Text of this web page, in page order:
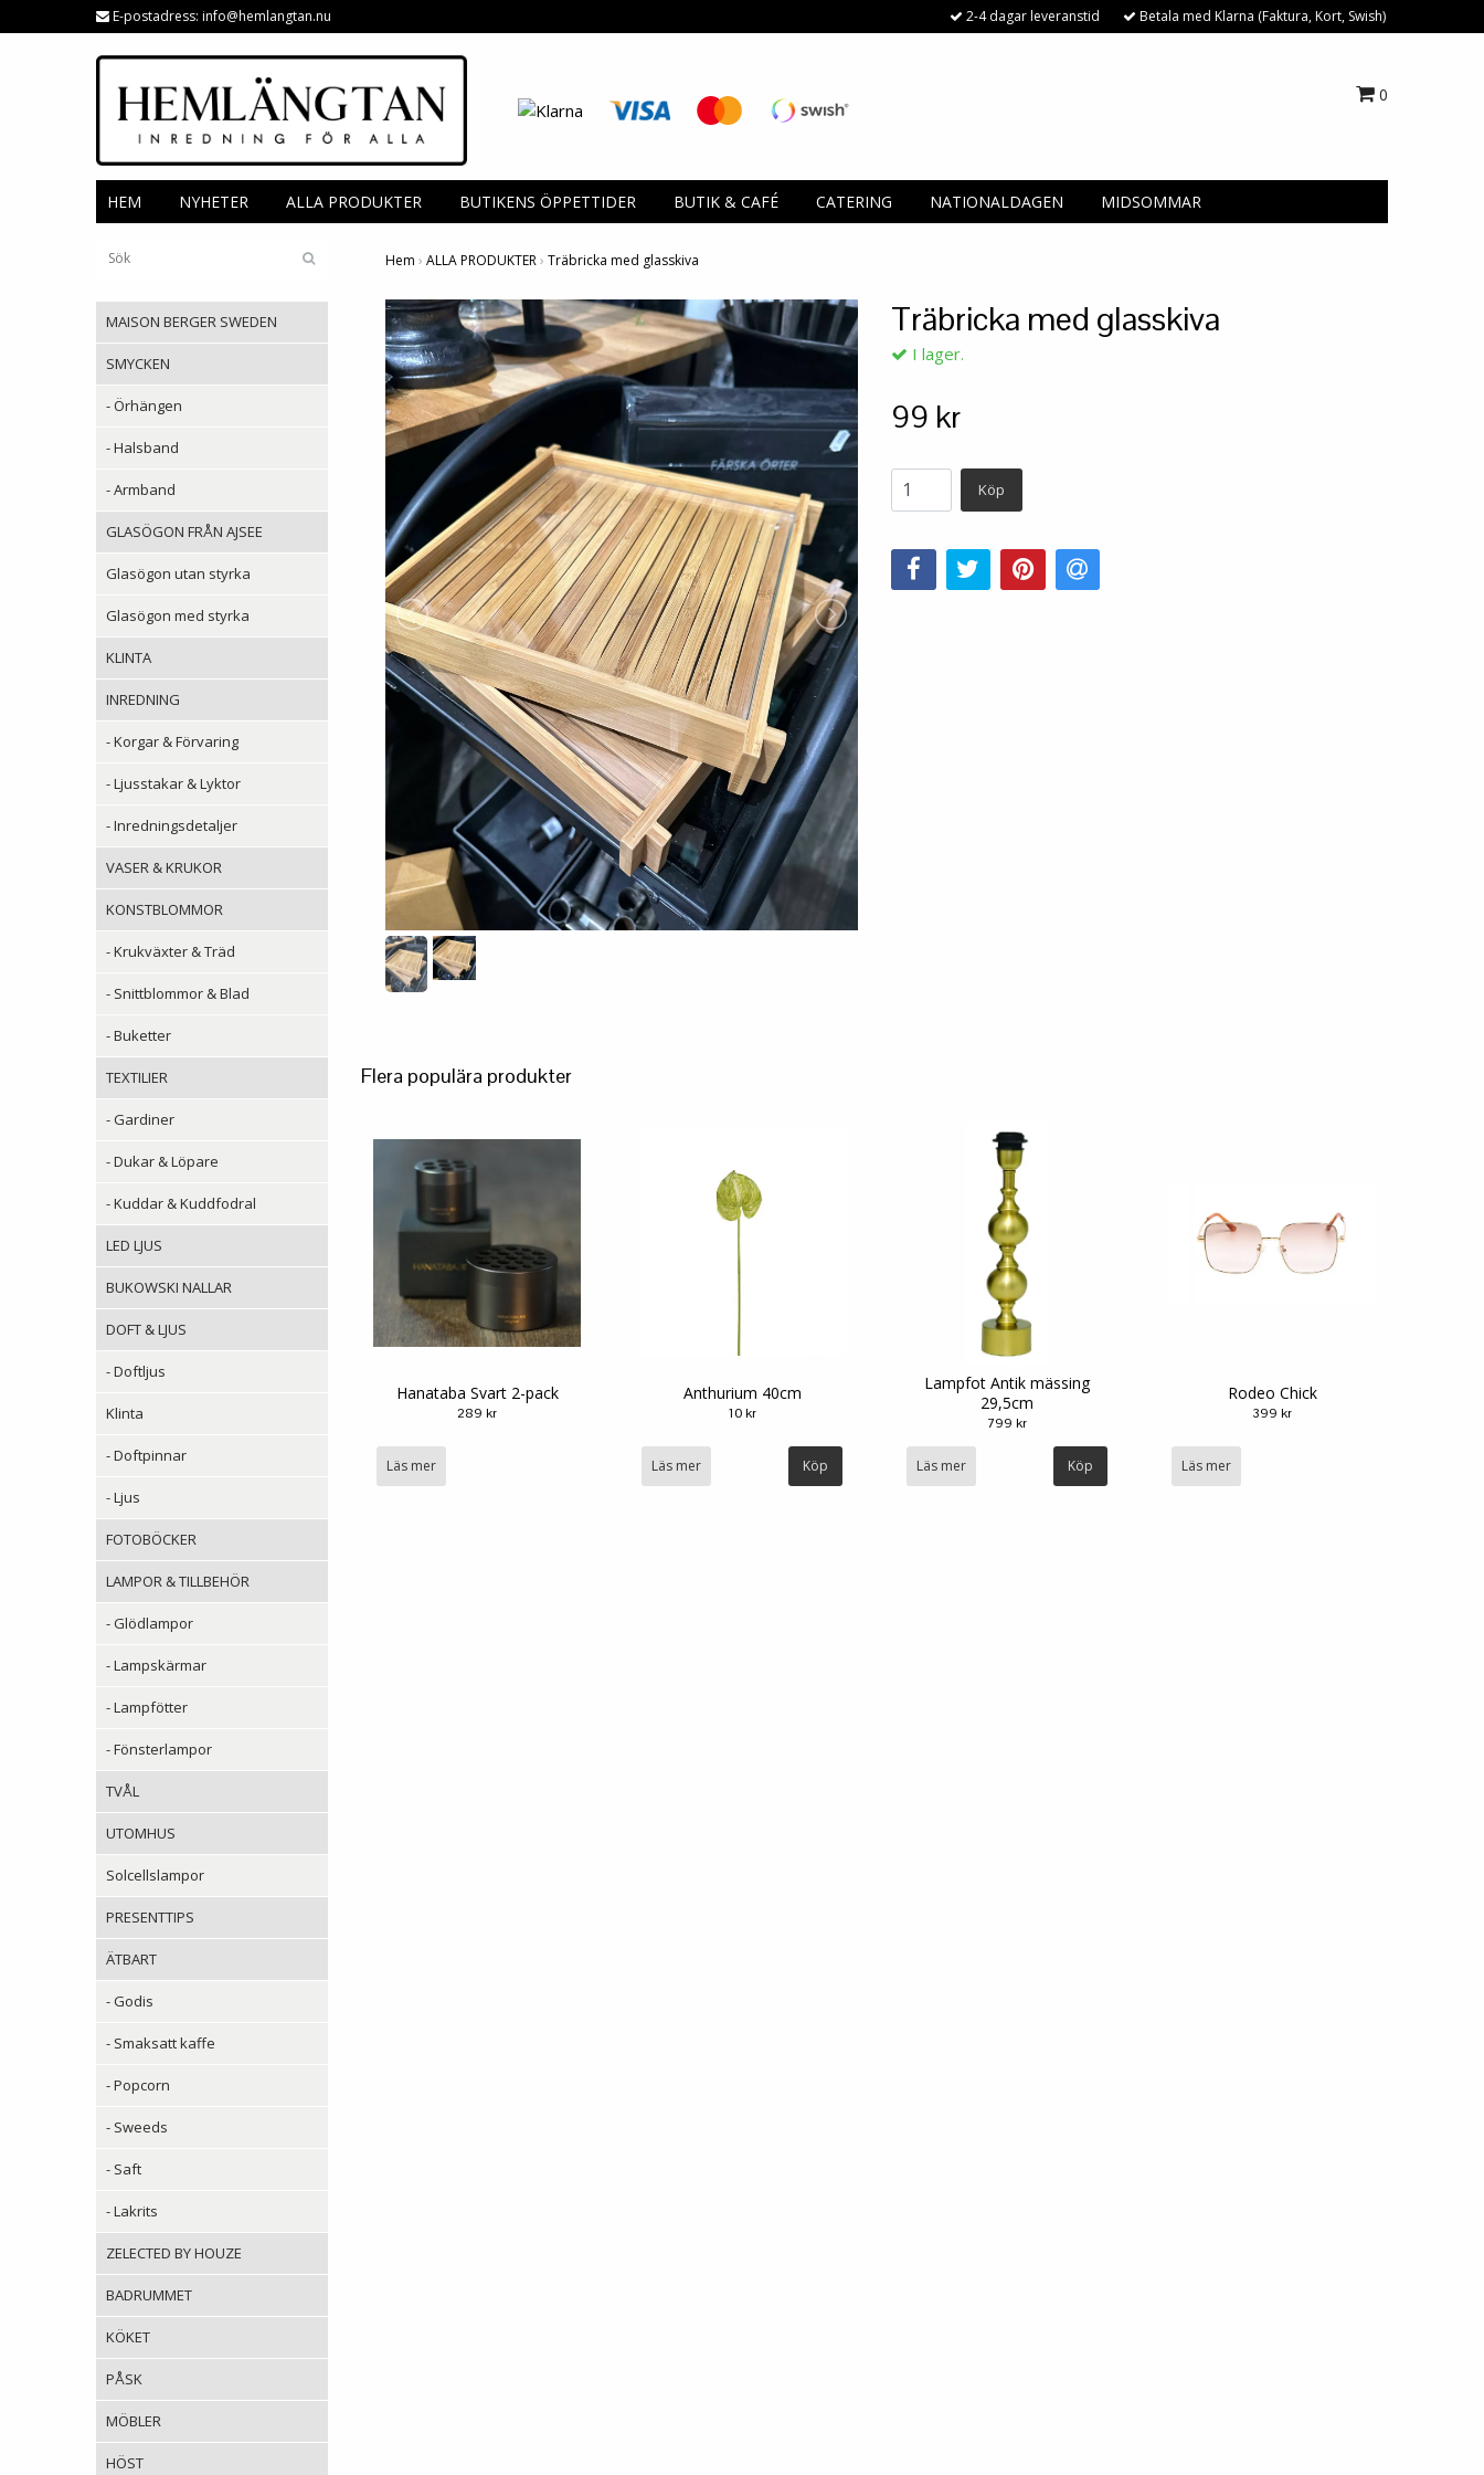
E-postadress: info@hemlangtan.nu 2-4 dagar leveranstid Betala med Klarna (Faktura, Kort, Swish)
0
HEM NYHETER ALLA PRODUKTER BUTIKENS ÖPPETTIDER BUTIK & CAFÉ CATERING NATIONALDAGEN MIDSOMMAR
MAISON BERGER SWEDEN
SMYCKEN
- Örhängen
- Halsband
- Armband
GLASÖGON FRÅN AJSEE
Glasögon utan styrka
Glasögon med styrka
KLINTA
INREDNING
- Korgar & Förvaring
- Ljusstakar & Lyktor
- Inredningsdetaljer
VASER & KRUKOR
KONSTBLOMMOR
- Krukväxter & Träd
- Snittblommor & Blad
- Buketter
TEXTILIER
- Gardiner
- Dukar & Löpare
- Kuddar & Kuddfodral
LED LJUS
BUKOWSKI NALLAR
DOFT & LJUS
- Doftljus
Klinta
- Doftpinnar
- Ljus
FOTOBÖCKER
LAMPOR & TILLBEHÖR
- Glödlampor
- Lampskärmar
- Lampfötter
- Fönsterlampor
TVÅL
UTOMHUS
Solcellslampor
PRESENTTIPS
ÄTBART
- Godis
- Smaksatt kaffe
- Popcorn
- Sweeds
- Saft
- Lakrits
ZELECTED BY HOUZE
BADRUMMET
KÖKET
PÅSK
MÖBLER
HÖST
Hem › ALLA PRODUKTER› Träbricka med glasskiva
Träbricka med glasskiva
I lager.
99 kr
Köp
Flera populära produkter
Hanataba Svart 2-pack
289 kr
Läs mer
Anthurium 40cm
10 kr
Läs mer
Lampfot Antik mässing
29,5cm
799 kr
Läs mer
Rodeo Chick
399 kr
Läs mer